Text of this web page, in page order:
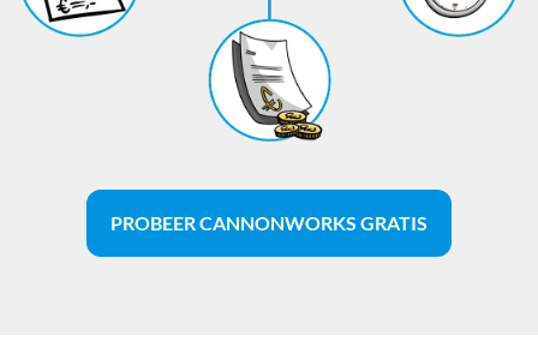
PROBEER CANNONWORKS GRATIS